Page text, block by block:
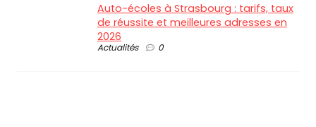
Auto-écoles à Strasbourg : tarifs, taux
de réussite et meilleures adresses en
2026
Actualités 0